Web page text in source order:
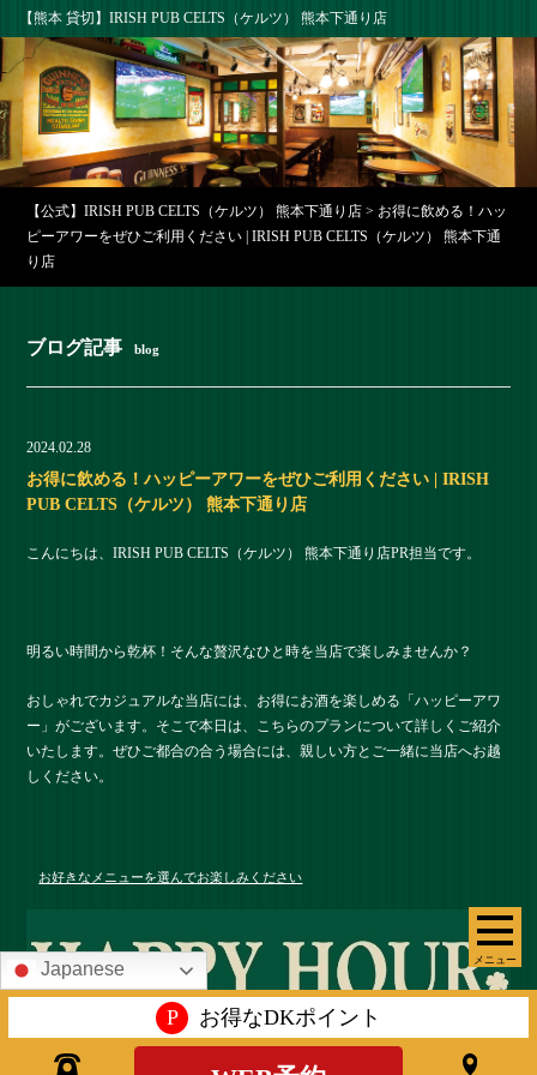
【熊本 貸切】IRISH PUB CELTS（ケルツ） 熊本下通り店
メニュー
【公式】IRISH PUB CELTS（ケルツ） 熊本下通り店 > お得に飲める！ハッ
ピーアワーをぜひご利用ください | IRISH PUB CELTS（ケルツ） 熊本下通
り店
ブログ記事 blog
2024.02.28
お得に飲める！ハッピーアワーをぜひご利用ください | IRISH
PUB CELTS（ケルツ） 熊本下通り店
こんにちは、IRISH PUB CELTS（ケルツ） 熊本下通り店PR担当です。
明るい時間から乾杯！そんな贅沢なひと時を当店で楽しみませんか？
おしゃれでカジュアルな当店には、お得にお酒を楽しめる「ハッピーアワ
ー」がございます。そこで本日は、こちらのプランについて詳しくご紹介
いたします。ぜひご都合の合う場合には、親しい方とご一緒に当店へお越
しください。
お好きなメニューを選んでお楽しみください
Japanese
P お得なDKポイント